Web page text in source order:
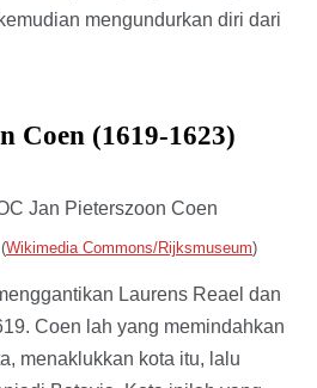
mengundurkan diri dari
Coen (1619-1623)
Wikimedia Commons/Rijksmuseum)
Laurens Reael dan
Coen lah yang memindahkan
menaklukkan kota itu, lalu